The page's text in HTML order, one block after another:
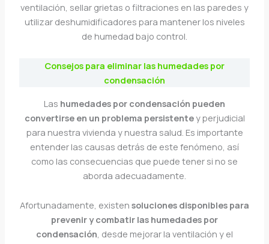
ventilación, sellar grietas o filtraciones en las paredes y
utilizar deshumidificadores para mantener los niveles
de humedad bajo control.
Consejos para eliminar las humedades por
condensación
Las humedades por condensación pueden
convertirse en un problema persistentey perjudicial
para nuestra vivienda y nuestra salud. Es importante
entender las causas detrás de este fenómeno, así
como las consecuencias que puede tener si no se
aborda adecuadamente.
Afortunadamente, existen soluciones disponibles para
prevenir y combatir las humedades por
condensación, desde mejorar la ventilación y el